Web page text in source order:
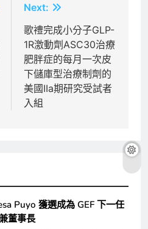
Next:
歌禮完成小分子GLP-
1R激動劑ASC30治療
肥胖症的每月一次皮
下儲庫型治療制劑的
美國IIa期研究受試者
入組
Puyo 獲選成為 GEF 下一任
董事長